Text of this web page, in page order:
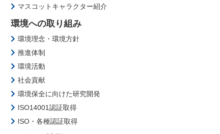
マスコットキャラクター紹介
環境への取り組み
環境理念・環境方針
推進体制
環境活動
社会貢献
環境保全に向けた研究開発
ISO14001認証取得
ISO・各種認証取得